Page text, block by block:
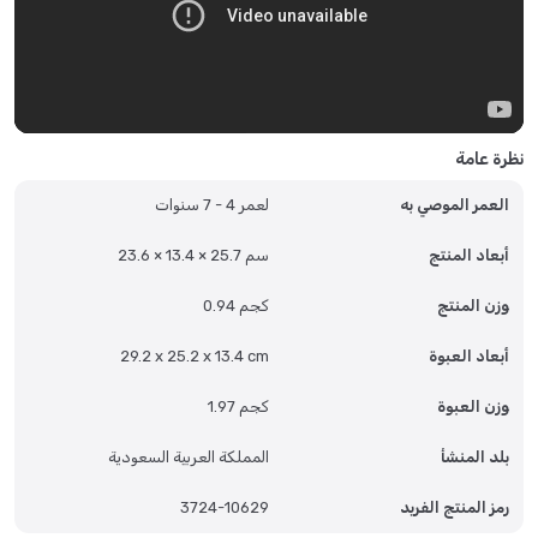
نظرة عامة
العمر الموصي به لعمر 4 - 7 سنوات
أبعاد المنتج 23.6 × 13.4 × 25.7 سم
وزن المنتج 0.94 كجم
أبعاد العبوة 29.2 x 25.2 x 13.4 cm
وزن العبوة 1.97 كجم
بلد المنشأ المملكة العربية السعودية
رمز المنتج الفريد 3724-10629